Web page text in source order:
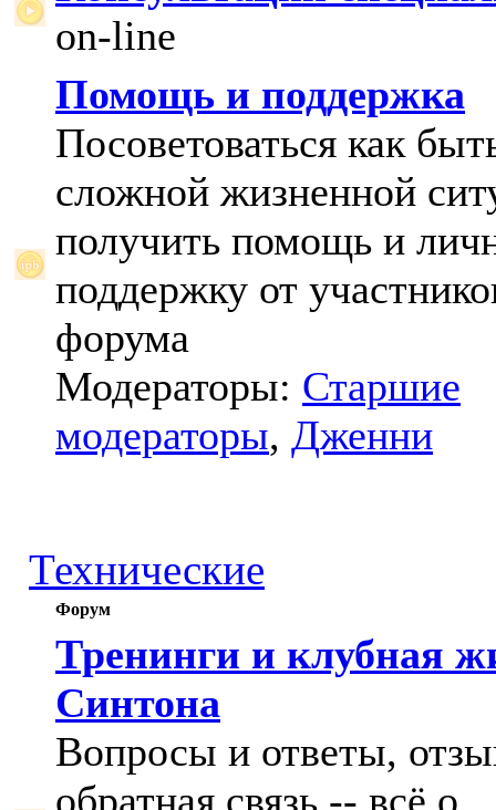
on-line
Помощь и поддержка
Посоветоваться как
сложной жизненной
получить помощь и
поддержку от
форума
Модераторы: Старшие
модераторы, Дженни
Технические
Форум
Тренинги и клубная
Синтона
Вопросы и ответы,
обратная связь -- всё о